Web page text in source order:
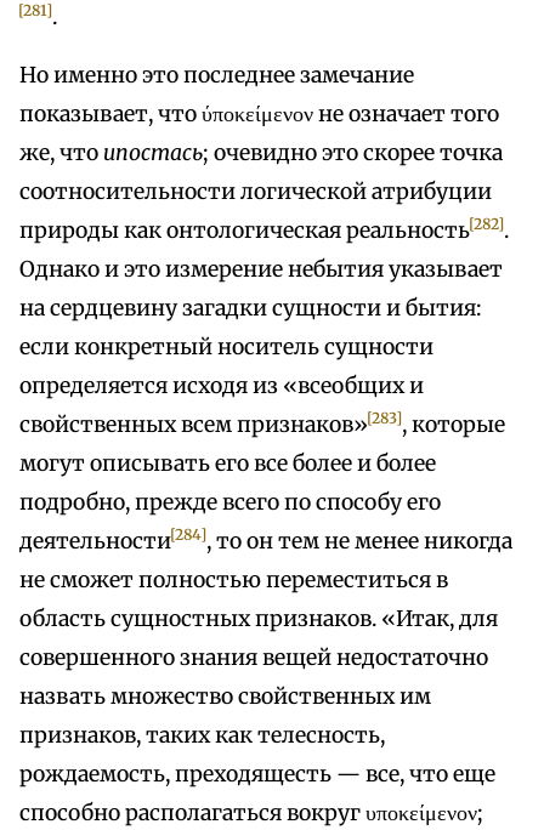
[281].
Но именно это последнее замечание
показывает, что ύποκείμενον не означает того
же, что ипостась; очевидно это скорее точка
соотносительности логической атрибуции
природы как онтологическая реальность[282].
Однако и это измерение небытия указывает
на сердцевину загадки сущности и бытия:
если конкретный носитель сущности
определяется исходя из «всеобщих и
свойственных всем признаков»[283], которые
могут описывать его все более и более
подробно, прежде всего по способу его
деятельности[284], то он тем не менее никогда
не сможет полностью переместиться в
область сущностных признаков. «Итак, для
совершенного знания вещей недостаточно
назвать множество свойственных им
признаков, таких как телесность,
рождаемость, преходящесть — все, что еще
способно располагаться вокруг υποκείμενον;